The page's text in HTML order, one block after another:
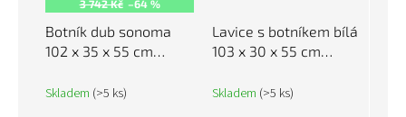
3 742 Kč –64 %
Botník dub sonoma
102 x 35 x 55 cm
812828
Skladem (>5 ks)
Lavice s botníkem bílá
103 x 30 x 55 cm
803290
Skladem (>5 ks)